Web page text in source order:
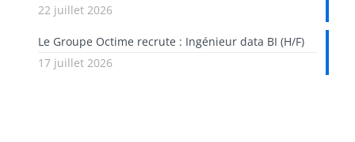
22 juillet 2026
Le Groupe Octime recrute : Ingénieur data BI (H/F)
17 juillet 2026